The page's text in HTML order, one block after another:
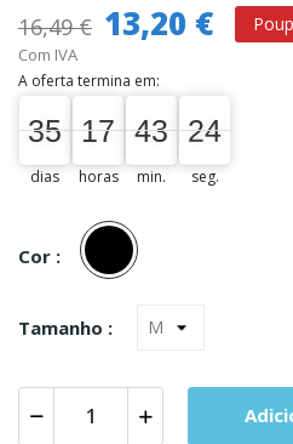
16,49 € 13,20 €
Com IVA
A oferta termina em:
35
35
00
dias
17
17
00
horas
43
43
00
min.
24
24
25
seg.
Cor :
Preto
Tamanho :